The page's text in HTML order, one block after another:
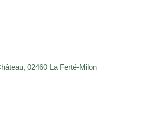
02460 La Ferté-Milon